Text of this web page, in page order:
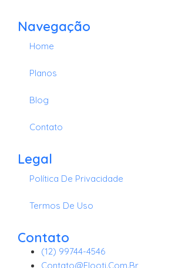
Navegação
Home
Planos
Blog
Contato
Legal
Política De Privacidade
Termos De Uso
Contato
(12) 99744-4546
Contato@flooti.com.br